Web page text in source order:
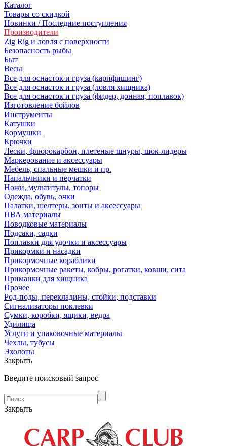
Каталог
Товары со скидкой
Новинки / Последние поступления
Производители
Zig Rig и ловля с поверхности
Безoпасность рыбы
Быт
Весы
Все для оснасток и груза (карпфишинг)
Все для оснасток и груза (ловля хищника)
Все для оснасток и груза (фидер, донная, поплавок)
Изготовление бойлов
Инструменты
Катушки
Кормушки
Крючки
Лески, флюрокарбон, плетеные шнуры, шок-лидеры
Маркерование и аксессуары
Мебель, спальные мешки и пр.
Напальчники и перчатки
Ножи, мультитулы, топоры
Одежда, обувь, очки
Палатки, шелтеры, зонты и аксессуары
ПВА материалы
Поводковые материалы
Подсаки, садки
Поплавки для удочки и аксессуары
Прикормки и насадки
Прикормочные кораблики
Прикормочные ракеты, кобры, рогатки, ковши, сита
Приманки для хищника
Прочее
Род-поды, перекладины, стойки, подставки
Сигнализаторы поклевки
Сумки, коробки, ящики, ведра
Удилища
Услуги и упаковочные материалы
Чехлы, тубусы
Эхолоты
Закрыть
Введите поисковый запрос
Закрыть